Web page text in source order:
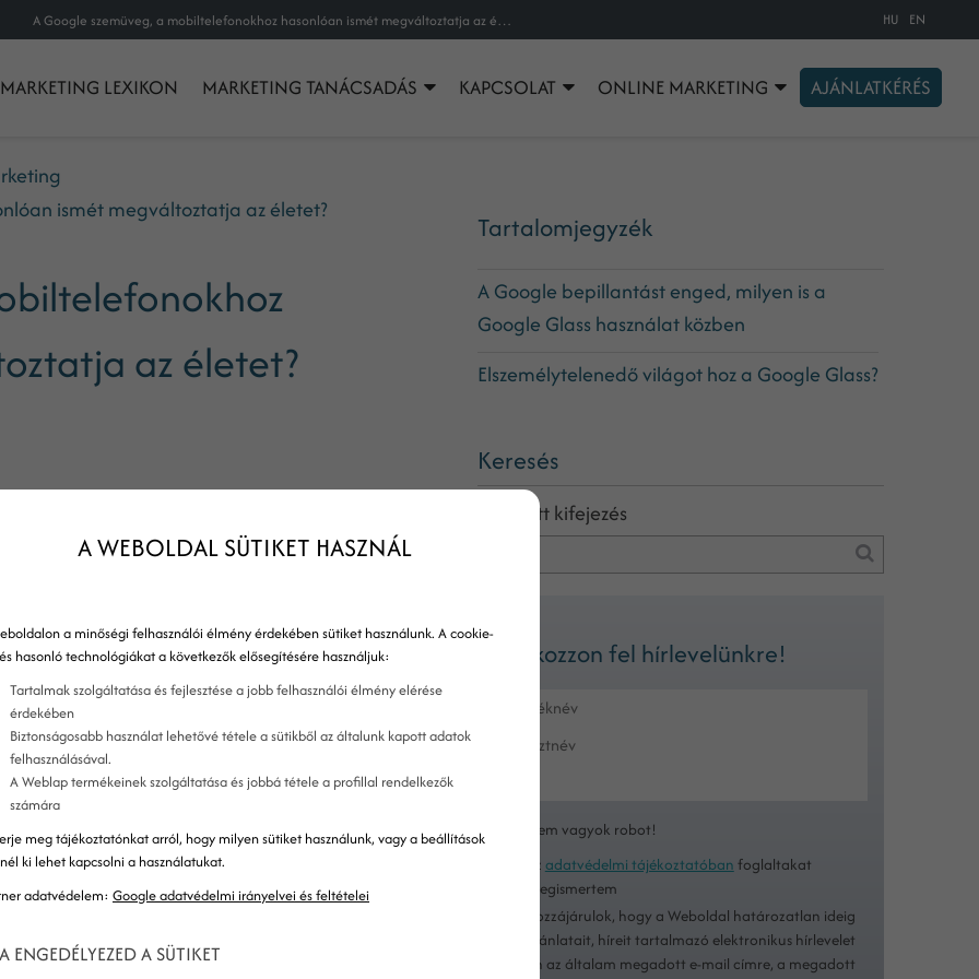
A Google szemüveg, a mobiltelefonokhoz hasonlóan ismét megváltoztatja az életet? HU EN
MARKETING LEXIKON MARKETING TANÁCSADÁS KAPCSOLAT ONLINE MARKETING AJÁNLATKÉRÉS
ismét megváltoztatja az életet?
az életet?
Google Glass azaz a Google Androidos
jogokat sért, korlátlan hatalomhoz juttatja a
és hatékony eszköz a mindennapokban,
tudunk videókat, képeket rögzíteni, ezeket akár
beszélgetés közben rá tudunk keresni a
a beszélgetés közben, hatalmas
Google Android reklám, amelyben a srác
közben rákeresve a felmerülő témákra. Így
és tájékozott lehetsz a Világhálóval a
élő ember is segíthet neked. Nos, nézzük
Tartalomjegyzék
A Google bepillantást enged, milyen is a
Google Glass használat közben
Elszemélytelenedő világot hoz a Google Glass?
Keresés
Keresett kifejezés
Iratkozzon fel hírlevelünkre!
Nem vagyok robot!
Az adatvédelmi tájékoztatóban foglaltakat
megismertem
Hozzájárulok, hogy a Weboldal határozatlan ideig
ajánlatait, híreit tartalmazó elektronikus hírlevelet
küldjön az általam megadott e-mail címre, a megadott
A WEBOLDAL SÜTIKET HASZNÁL
a minőségi felhasználói élmény érdekében sütiket használunk. A cookie-
hasonló technológiákat a következők elősegítésére használjuk:
Tartalmak szolgáltatása és fejlesztése a jobb felhasználói élmény elérése
érdekében
Biztonságosabb használat lehetővé tétele a sütikből az általunk kapott adatok
felhasználásával.
A Weblap termékeinek szolgáltatása és jobbá tétele a profillal rendelkezők
számára
meg tájékoztatónkat arról, hogy milyen sütiket használunk, vagy a beállítások
ki lehet kapcsolni a használatukat.
adatvédelem: Google adatvédelmi irányelvei és feltételei
ENGEDÉLYEZED A SÜTIKET